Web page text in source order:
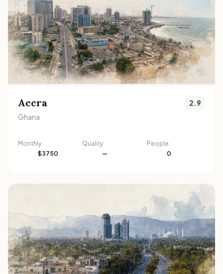
Accra
Ghana
2.9
Monthly
$3750
Quality
—
People
0